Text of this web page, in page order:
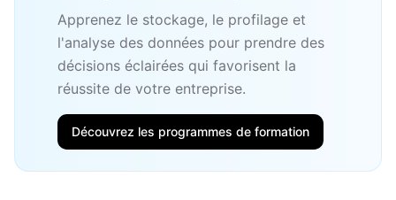
Apprenez le stockage, le profilage et
l'analyse des données pour prendre des
décisions éclairées qui favorisent la
réussite de votre entreprise.
Découvrez les programmes de formation